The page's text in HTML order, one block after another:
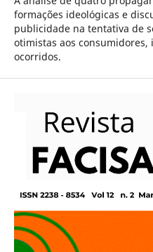
formações ideológicas e
publicidade na tentativa de
otimistas aos
ocorridos.